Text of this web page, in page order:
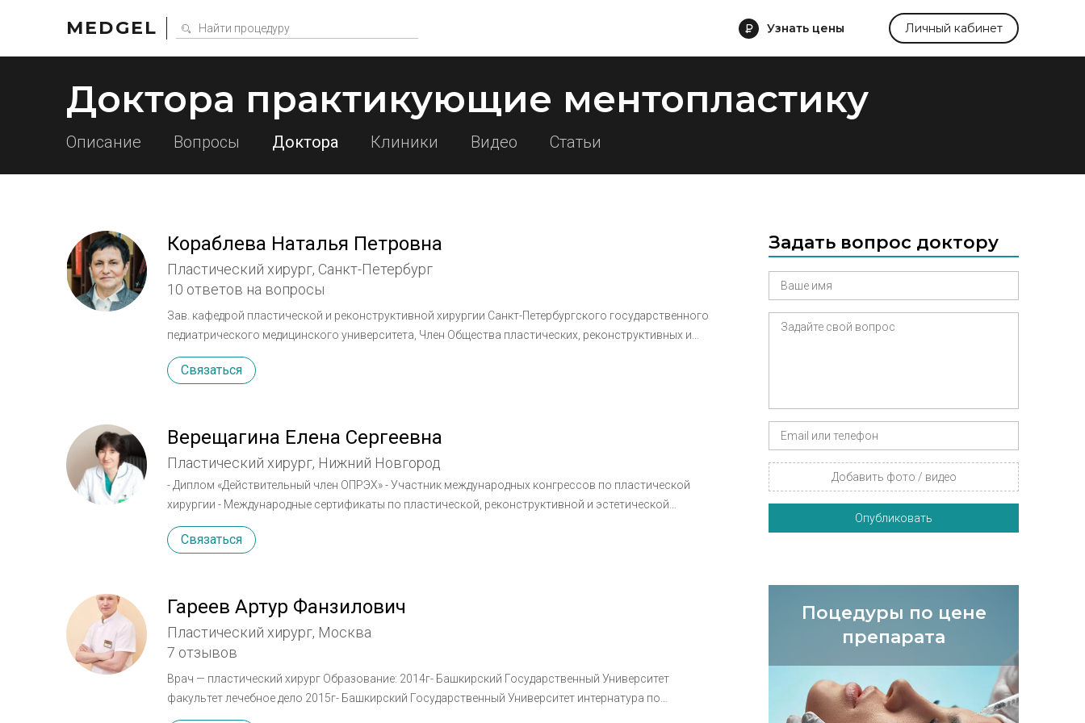
MEDGEL Узнать цены Личный кабинет
Доктора практикующие ментопластику
Описание Вопросы Доктора Клиники Видео Статьи
Кораблева Наталья Петровна
Пластический хирург, Санкт-Петербург
10 ответов на вопросы
Зав. кафедрой пластической и реконструктивной хирургии Санкт-Петербургского государственного
педиатрического медицинского университета, Член Общества пластических, реконструктивных и
эстетических хирургов России (ОПРЭХ), член Международного Общества Эстетической и
Пластической Хирургии (ISAPS), член хирургического общества Пирогова.
Связаться
Верещагина Елена Сергеевна
Пластический хирург, Нижний Новгород
- Диплом «Действительный член ОПРЭХ» - Участник международных конгрессов по пластической
хирургии - Международные сертификаты по пластической, реконструктивной и эстетической
хирургии (IPRAS, ISAPS) - Сертификаты по пластической и эстетической хирургии (ОПРЭХ) -
Сертификат "Организация и здравоохренение в общественном здоровье" - Обучение в Германии
Связаться
Гареев Артур Фанзилович
Пластический хирург, Москва
7 отзывов
Врач — пластический хирург Образование: 2014г- Башкирский Государственный Университет
факультет лечебное дело 2015г- Башкирский Государственный Университет интернатура по
специальности хирургия 2017г- Первый Московский Государственный Медицинский Университет им.
Задать вопрос доктору
Добавить фото / видео
Опубликовать
Поцедуры по цене
препарата